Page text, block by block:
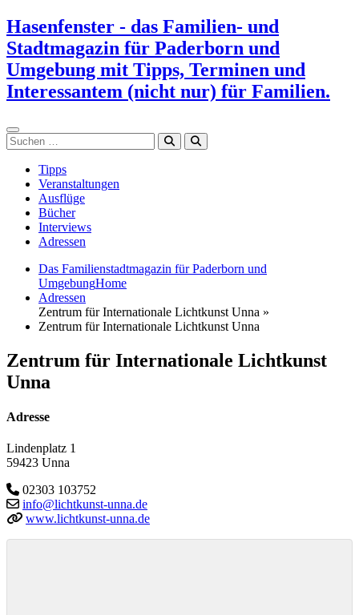
Zum
Inhalt
springen
Hasenfenster - das Familien- und
Stadtmagazin für Paderborn und
Umgebung mit Tipps, Terminen und
Interessantem (nicht nur) für Familien.
Suchen
Tipps
Veranstaltungen
Ausflüge
Bücher
Interviews
Adressen
Das Familienstadtmagazin für Paderborn und
UmgebungHome
Adressen
Zentrum für Internationale Lichtkunst Unna »
Zentrum für Internationale Lichtkunst Unna
Zentrum für Internationale Lichtkunst
Unna
Adresse
Lindenplatz 1
59423 Unna
02303 103752
info@lichtkunst-unna.de
www.lichtkunst-unna.de